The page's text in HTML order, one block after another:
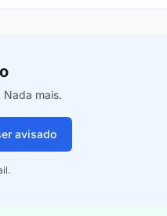
mais.
avisado